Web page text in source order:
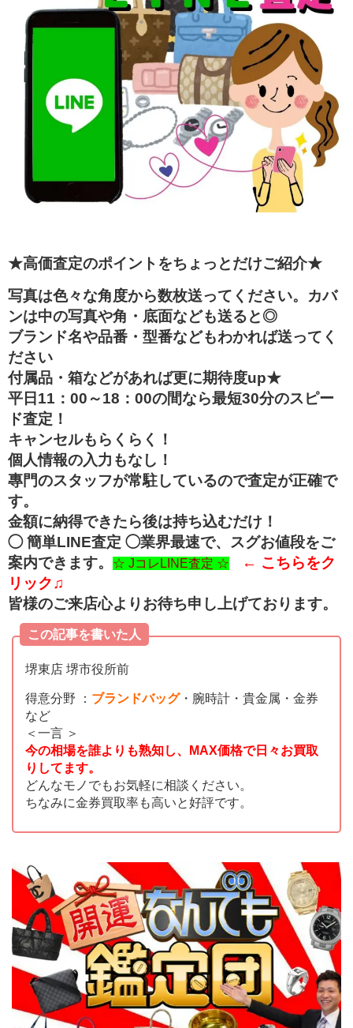
★高価査定のポイントをちょっとだけご紹介★
写真は色々な角度から数枚送ってください。カバ
ンは中の写真や角・底面なども送ると◎
ブランド名や品番・型番などもわかれば送ってく
ださい
付属品・箱などがあれば更に期待度up★
平日11：00～18：00の間なら最短30分のスピー
ド査定！
キャンセルもらくらく！
個人情報の入力もなし！
專門のスタッフが常駐しているので査定が正確で
す。
金額に納得できたら後は持ち込むだけ！
◯ 簡単LINE査定 ◯業界最速で、スグお値段をご
案内できます。
☆ JコレLINE査定 ☆
← こちらをク
リック♫
皆様のご来店心よりお待ち申し上げております。
この記事を書いた人
堺東店 堺市役所前
得意分野 ： ブランドバッグ・腕時計・貴金属・金券
など
＜一言 ＞
今の相場を誰よりも熟知し、MAX価格で日々お買取
りしてます。
どんなモノでもお気軽に相談ください。
ちなみに金券買取率も高いと好評です。